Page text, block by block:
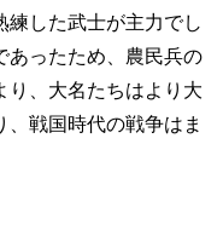
練した武士が主力でし
あったため、農民兵の
り、大名たちはより大
戦国時代の戦争はま